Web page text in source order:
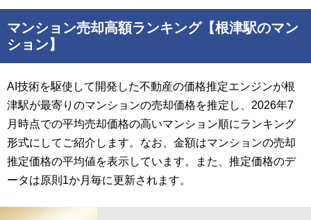
マンション売却高額ランキング【根津駅のマン
ション】
AI技術を駆使して開発した不動産の価格推定エンジンが根
津駅が最寄りのマンションの売却価格を推定し、2026年7
月時点での平均売却価格の高いマンション順にランキング
形式にしてご紹介します。なお、金額はマンションの売却
推定価格の平均値を表示しています。また、推定価格のデ
ータは原則1か月毎に更新されます。